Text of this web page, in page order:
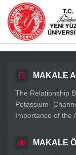
MAKALE
The Relationship
Potassium-
Importance of the
MAKALE